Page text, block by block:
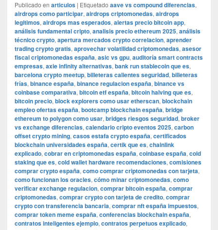
Publicado en articulos | Etiquetado aave vs compound diferencias,
airdrops como participar, airdrops criptomonedas, airdrops
legitimos, airdrops mas esperados, alertas precio bitcoin app,
análisis fundamental cripto, analisis precio ethereum 2025, análisis
técnico crypto, apertura mercados crypto correlacion, aprender
trading crypto gratis, aprovechar volatilidad criptomonedas, asesor
fiscal criptomonedas españa, asic vs gpu, auditoría smart contracts
empresas, axie infinity alternativas, bank run stablecoin que es,
barcelona crypto meetup, billeteras calientes seguridad, billeteras
frías, binance españa, binance regulacion españa, binance vs
coinbase comparativa, bitcoin etf españa, bitcoin halving que es,
bitcoin precio, block explorers como usar etherscan, blockchain
empleo ofertas españa, bootcamp blockchain españa, bridge
ethereum to polygon como usar, bridges riesgos seguridad, broker
vs exchange diferencias, calendario cripto eventos 2025, carbon
offset crypto mining, casos estafa crypto españa, certificados
blockchain universidades españa, certik que es, chainlink
explicado, cobrar en criptomonedas españa, coinbase españa, cold
staking que es, cold wallet hardware recomendaciones, comisiones
comprar crypto españa, como comprar criptomonedas con tarjeta,
como funcionan los oracles, cómo minar criptomonedas, como
verificar exchange regulacion, comprar bitcoin españa, comprar
criptomonedas, comprar crypto con tarjeta de credito, comprar
crypto con transferencia bancaria, comprar nft españa impuestos,
comprar token meme españa, conferencias blockchain españa,
contratos inteligentes ejemplo, contratos perpetuos explicado,